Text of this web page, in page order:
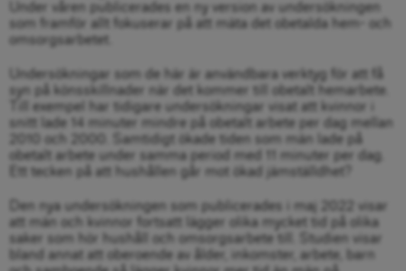
Under våren publicerades en ny version av undersökningen
som framför allt fokuserar på att mäta det obetalda hem- och
omsorgsarbetet.
Undersökningar som de här är användbara verktyg för att få
syn på könsskillnader när det kommer till obetalt hemarbete.
Till exempel har tidigare undersökningar visat att kvinnor i
snitt lade 14 minuter mindre på obetalt arbete per dag mellan
2010 och 2000. Samtidigt ökade tiden som män lade på
obetalt arbete under samma period med 11 minuter per dag.
Ett tecken på att hushållen går mot ökad jämställdhet?
Den nya undersökningen som publicerades i maj 2022 visar
att män och kvinnor fortsatt lägger olika mycket tid på olika
saker som hör hushåll och omsorgsarbete till. Studien visar
bland annat att oberoende av ålder, inkomster, arbete, barn